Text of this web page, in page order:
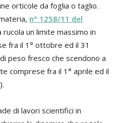
orticole da foglia o taglio.
n° 1258/11 del
un limite massimo in
fra il 1° ottobre ed il 31
peso fresco che scendono a
comprese fra il 1° aprile ed il
di lavori scientifici in